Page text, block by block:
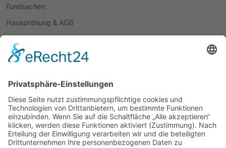
Fundsachen
Hausordnung & AGB
Facebook
Instagram